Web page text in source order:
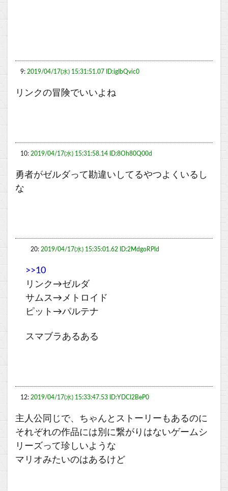
9: 2019/04/17(水) 15:31:51.07 ID:igIbQvic0
リンクの冒険でいいよね
10: 2019/04/17(水) 15:31:58.14 ID:8Oh80Q00d
勇者がゼルダって勘違いしてるやつよくいるし
な
20: 2019/04/17(水) 15:35:01.62 ID:2MdgoRPld
>>10
リンク→ゼルダ
サムス→メトロイド
ピット→パルテナ
スマブラあるある
12: 2019/04/17(水) 15:33:47.53 ID:YDCl2BeP0
主人公同じで、ちゃんとストーリーもあるのに
それぞれの作品には別に繋がりはないゲームシ
リーズって珍しいような
マリオみたいのはあるけど